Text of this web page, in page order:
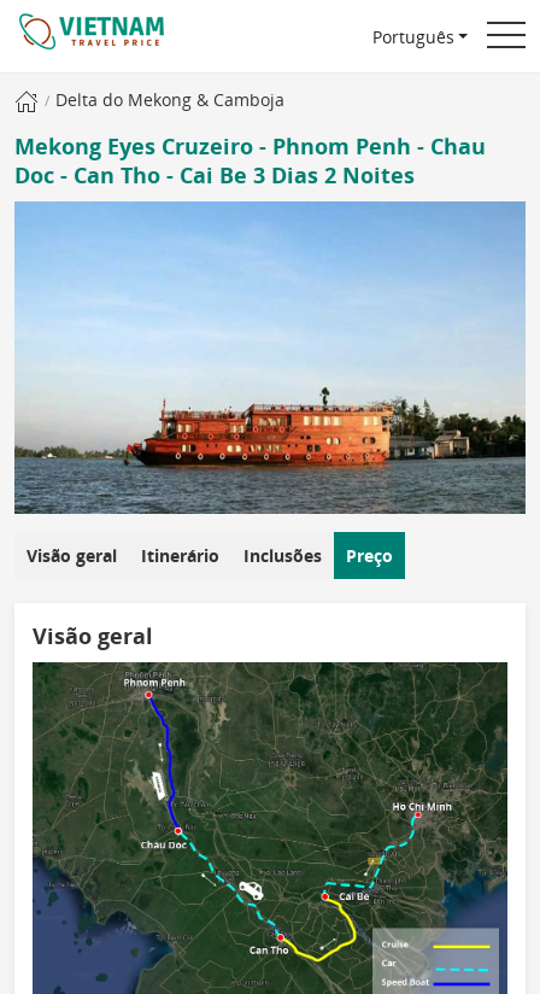
Português
Delta do Mekong & Camboja
Mekong Eyes Cruzeiro - Phnom Penh - Chau
Doc - Can Tho - Cai Be 3 Dias 2 Noites
Visão geral Itinerário Inclusões Preço
Visão geral